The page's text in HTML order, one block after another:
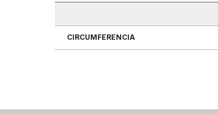
CIRCUMFERENCIA